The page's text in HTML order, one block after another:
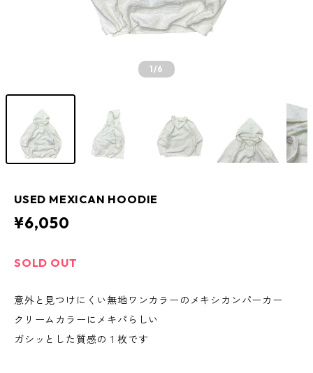
1/6
USED MEXICAN HOODIE
¥6,050
SOLD OUT
意外と見つけにくい無地ワンカラーのメキシカンパーカー
クリームカラーにメキパらしい
ガシッとした質感の１枚です